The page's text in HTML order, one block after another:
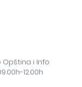
i Info
12.00h